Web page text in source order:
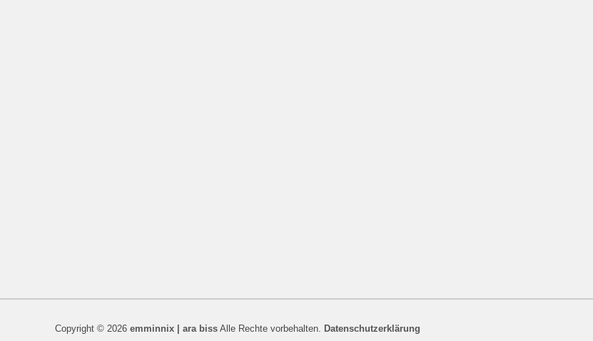
Copyright © 2026 emminnix | ara biss Alle Rechte vorbehalten. Datenschutzerklärung